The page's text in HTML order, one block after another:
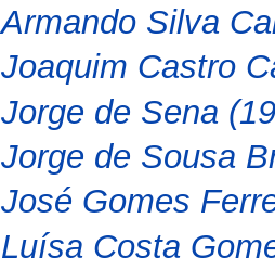
Armando Silva
Joaquim Castro
Jorge de Sena
Jorge de Sousa
José Gomes
Luísa Costa